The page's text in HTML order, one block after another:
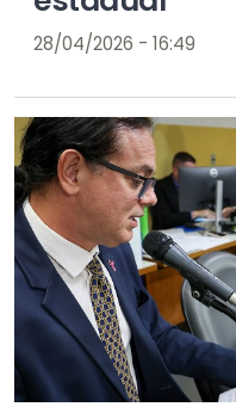
28/04/2026 - 16:49